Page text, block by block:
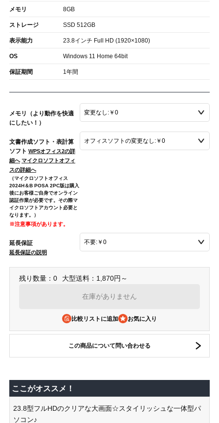
メモリ 8GB
ストレージ SSD 512GB
表示能力 23.8インチ Full HD (1920×1080)
OS Windows 11 Home 64bit
保証期間 1年間
メモリ（より動作を快適
にしたい！）
文書作成ソフト・表計算
ソフト WPSオフィス2の詳
細へ マイクロソフトオフィ
スの詳細へ
（マイクロソフトオフィス
2024H＆B POSA 2PC版は購入
後にお客様ご自身でオンライン
認証作業が必要です。その際マ
イクロソフトアカウント必要と
なります。）
※注意事項があります。
延長保証
延長保証の説明
残り数量：0 大型送料：1,870円～
在庫がありません
比較リストに追加
この商品について問い合わせる
ここがオススメ！
23.8型フルHDのクリアな大画面☆スタイリッシュな一体型パ
ソコン♪